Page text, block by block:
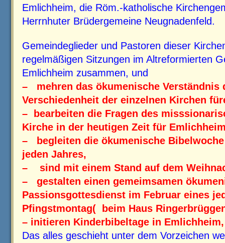
Emlichheim, die Röm.-katholische
Herrnhuter Brüdergemeine Neugnadenfeld.
Gemeindeglieder und Pastoren dieser
regelmäßigen Sitzungen im Altreformierten
Emlichheim zusammen, und
– mehren das ökumenische Verständnis
Verschiedenheit der einzelnen Kirchen
– bearbeiten die Fragen des
Kirche in der heutigen Zeit für
– begleiten die ökumenische
jeden Jahres,
– sind mit einem Stand auf dem
– gestalten einen gemeimsamen
Passionsgottesdienst im Februar eines
Pfingstmontag( beim Haus
– initieren Kinderbibeltage in
Das alles geschieht unter dem Vorzeichen